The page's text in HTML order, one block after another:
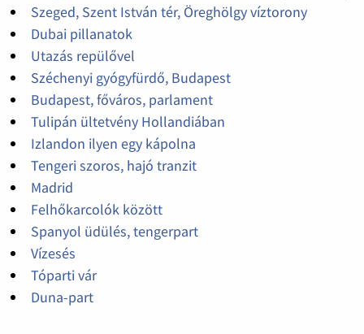
Szeged, Szent István tér, Öreghölgy víztorony
Dubai pillanatok
Utazás repülővel
Széchenyi gyógyfürdő, Budapest
Budapest, főváros, parlament
Tulipán ültetvény Hollandiában
Izlandon ilyen egy kápolna
Tengeri szoros, hajó tranzit
Madrid
Felhőkarcolók között
Spanyol üdülés, tengerpart
Vízesés
Tóparti vár
Duna-part